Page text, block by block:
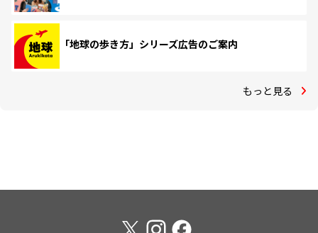
「地球の歩き方」シリーズ広告のご案内
もっと見る